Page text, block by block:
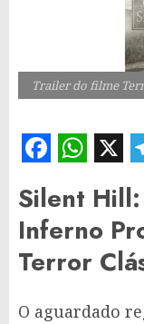
Trailer do filme
Facebook
X
Silent Hill:
Inferno
Terror
O aguardado